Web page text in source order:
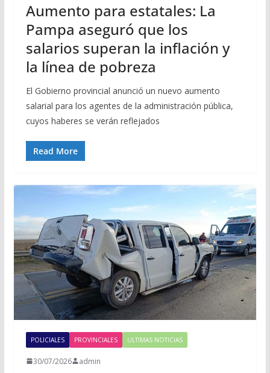
Aumento para estatales: La
Pampa aseguró que los
salarios superan la inflación y
la línea de pobreza
El Gobierno provincial anunció un nuevo aumento
salarial para los agentes de la administración pública,
cuyos haberes se verán reflejados
Read More
POLICIALES PROVINCIALES ULTIMAS NOTICIAS
30/07/2026 admin